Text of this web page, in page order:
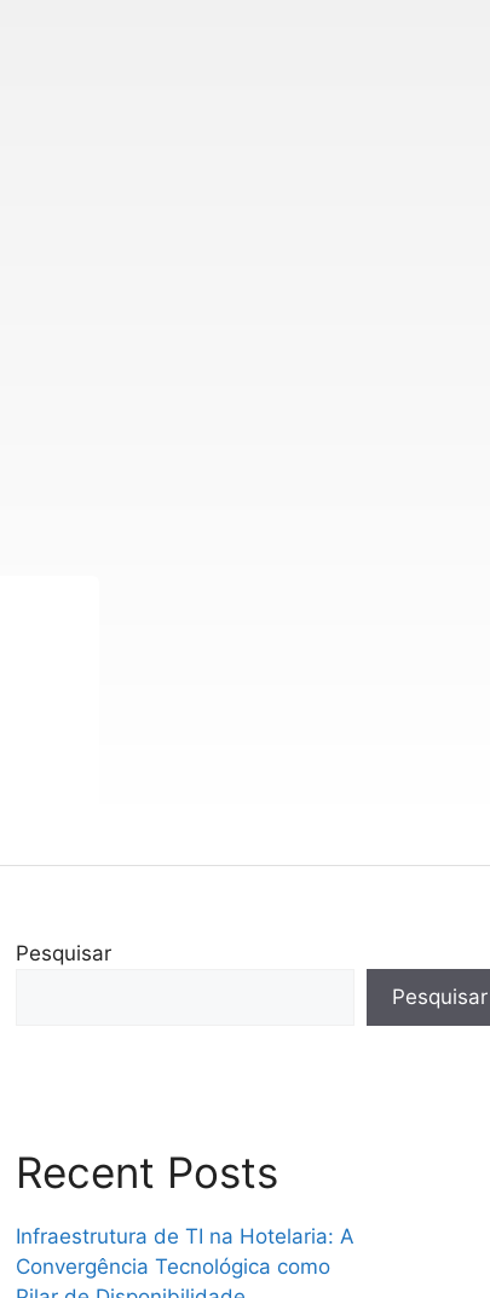
Pesquisar
Pesquisar
Recent Posts
Infraestrutura de TI na Hotelaria: A
Convergência Tecnológica como